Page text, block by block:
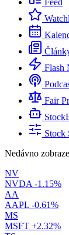
Feed
Flash
Fair
Stock
Nedávno
NV
NVDA -1.15%
AA
AAPL -0.61%
MS
MSFT +2.32%